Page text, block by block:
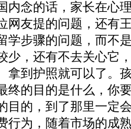
内念的话，家长在心
网友提的问题，还有
学步骤的问题，而不
少，还有不去关心它
拿到护照就可以了。
终的目的是什么，你
目的，到了那里一定
行为，随着市场的成